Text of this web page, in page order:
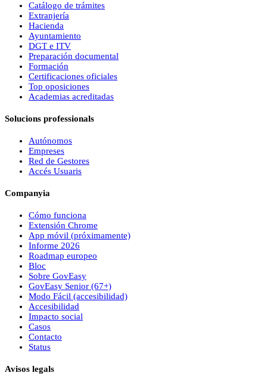
Catálogo de trámites
Extranjería
Hacienda
Ayuntamiento
DGT e ITV
Preparación documental
Formación
Certificaciones oficiales
Top oposiciones
Academias acreditadas
Solucions professionals
Autónomos
Empreses
Red de Gestores
Accés Usuaris
Companyia
Cómo funciona
Extensión Chrome
App móvil (próximamente)
Informe 2026
Roadmap europeo
Bloc
Sobre GovEasy
GovEasy Senior (67+)
Modo Fácil (accesibilidad)
Accesibilidad
Impacto social
Casos
Contacto
Status
Avisos legals